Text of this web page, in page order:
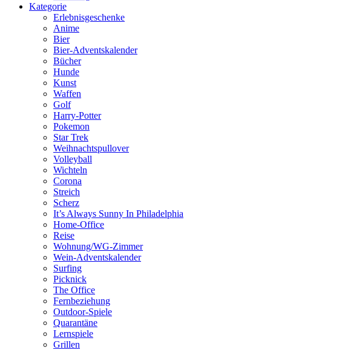
Kategorie
Erlebnisgeschenke
Anime
Bier
Bier-Adventskalender
Bücher
Hunde
Kunst
Waffen
Golf
Harry-Potter
Pokemon
Star Trek
Weihnachtspullover
Volleyball
Wichteln
Corona
Streich
Scherz
It’s Always Sunny In Philadelphia
Home-Office
Reise
Wohnung/WG-Zimmer
Wein-Adventskalender
Surfing
Picknick
The Office
Fernbeziehung
Outdoor-Spiele
Quarantäne
Lernspiele
Grillen